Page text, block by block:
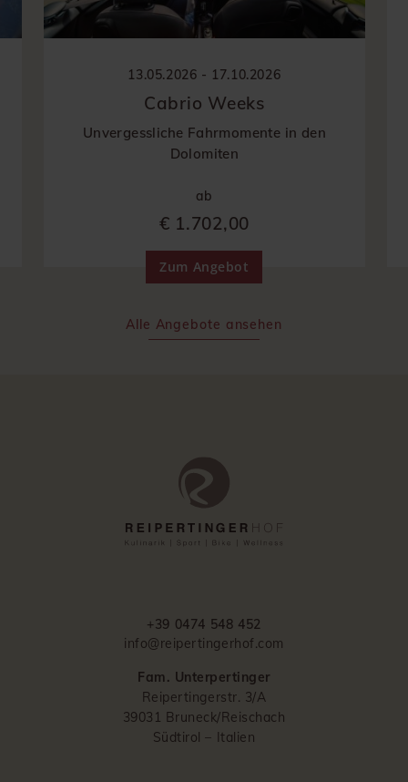
13.05.2026 - 17.10.2026
Cabrio Weeks
Unvergessliche Fahrmomente in den
Dolomiten
ab
€ 1.702,00
Zum Angebot
Alle Angebote ansehen
+39 0474 548 452
info@reipertingerhof.com
Fam. Unterpertinger
Reipertingerstr. 3/A
39031 Bruneck/Reischach
Südtirol – Italien